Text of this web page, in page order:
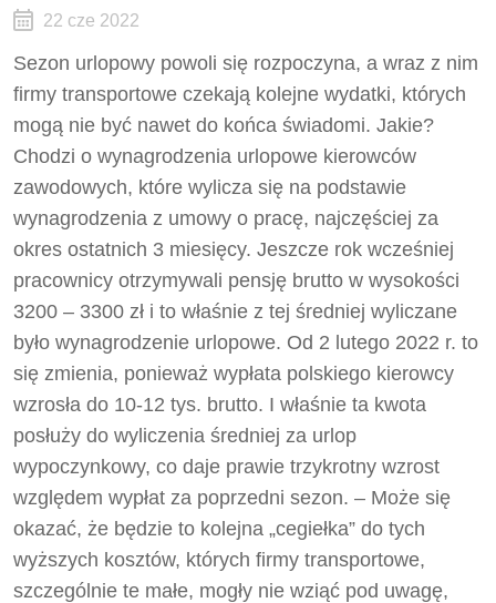
22 cze 2022
Sezon urlopowy powoli się rozpoczyna, a wraz z nim
firmy transportowe czekają kolejne wydatki, których
mogą nie być nawet do końca świadomi. Jakie?
Chodzi o wynagrodzenia urlopowe kierowców
zawodowych, które wylicza się na podstawie
wynagrodzenia z umowy o pracę, najczęściej za
okres ostatnich 3 miesięcy. Jeszcze rok wcześniej
pracownicy otrzymywali pensję brutto w wysokości
3200 – 3300 zł i to właśnie z tej średniej wyliczane
było wynagrodzenie urlopowe. Od 2 lutego 2022 r. to
się zmienia, ponieważ wypłata polskiego kierowcy
wzrosła do 10-12 tys. brutto. I właśnie ta kwota
posłuży do wyliczenia średniej za urlop
wypoczynkowy, co daje prawie trzykrotny wzrost
względem wypłat za poprzedni sezon. – Może się
okazać, że będzie to kolejna „cegiełka” do tych
wyższych kosztów, których firmy transportowe,
szczególnie te małe, mogły nie wziąć pod uwagę,